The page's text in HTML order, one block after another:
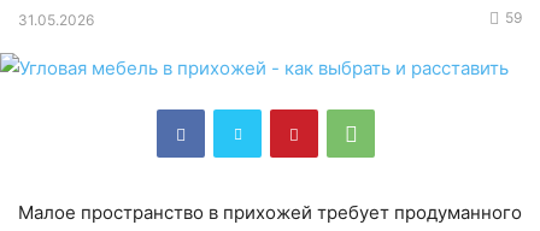
31.05.2026 59
Малое пространство в прихожей требует продуманного